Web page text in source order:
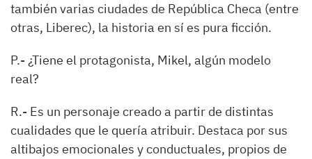
también varias ciudades de República Checa (entre
otras, Liberec), la historia en sí es pura ficción.
P.- ¿Tiene el protagonista, Mikel, algún modelo
real?
R.- Es un personaje creado a partir de distintas
cualidades que le quería atribuir. Destaca por sus
altibajos emocionales y conductuales, propios de